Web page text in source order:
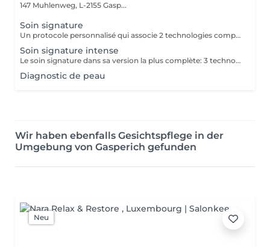
147 Muhlenweg, L-2155 Gasp...
Soin signature
Un protocole personnalisé qui associe 2 technologies complémentaires, choisies selon les besoins de votre peau. Leurs actions en synergie révèlent éclat, fermeté et confort, pour des résultats visibles dès la première séance.
Soin signature intense
Le soin signature dans sa version la plus complète: 3 technologies et un protocole sur mesure pour répondre aux besoins niques de votre peau et apporter un résultat visible et immédiat.
Diagnostic de peau
Wir haben ebenfalls Gesichtspflege in der
Umgebung von Gasperich gefunden
Neu